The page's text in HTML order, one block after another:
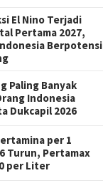
El Nino Terjadi
Pertama 2027,
Berpotensi
Paling Banyak
Indonesia
Dukcapil 2026
per 1
Turun, Pertamax
per Liter